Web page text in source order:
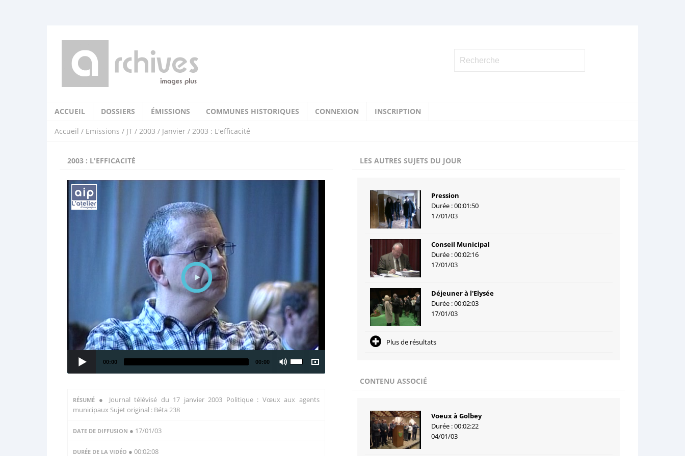
ACCUEIL DOSSIERS ÉMISSIONS COMMUNES HISTORIQUES CONNEXION INSCRIPTION
Accueil / Emissions / JT / 2003 / Janvier / 2003 : L'efficacité
2003 : L'EFFICACITÉ
00:00 00:00
RÉSUMÉ ● Journal télévisé du 17 janvier 2003 Politique : Vœux aux agents
municipaux Sujet original : Béta 238
DATE DE DIFFUSION ● 17/01/03
DURÉE DE LA VIDÉO ● 00:02:08
LES AUTRES SUJETS DU JOUR
Pression
Durée : 00:01:50
17/01/03
Conseil Municipal
Durée : 00:02:16
17/01/03
Déjeuner à l'Elysée
Durée : 00:02:03
17/01/03
Plus de résultats
CONTENU ASSOCIÉ
Voeux à Golbey
Durée : 00:02:22
04/01/03